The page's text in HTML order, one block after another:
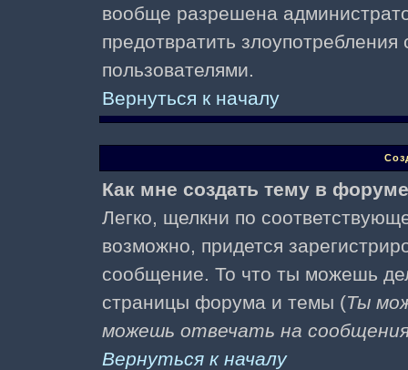
вообще разрешена
предотвратить
пользователями.
Вернуться к началу
Как мне создать тему в
Легко, щелкни по
возможно, придется
сообщение. То что ты можешь
страницы форума и темы (Ты
можешь отвечать на
Вернуться к началу